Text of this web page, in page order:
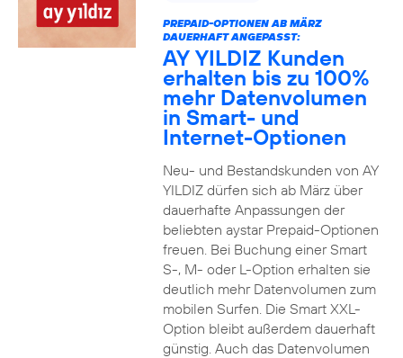
PREPAID-OPTIONEN AB MÄRZ
DAUERHAFT ANGEPASST:
AY YILDIZ Kunden
erhalten bis zu 100%
mehr Datenvolumen
in Smart- und
Internet-Optionen
Neu- und Bestandskunden von AY
YILDIZ dürfen sich ab März über
dauerhafte Anpassungen der
beliebten aystar Prepaid-Optionen
freuen. Bei Buchung einer Smart
S-, M- oder L-Option erhalten sie
deutlich mehr Datenvolumen zum
mobilen Surfen. Die Smart XXL-
Option bleibt außerdem dauerhaft
günstig. Auch das Datenvolumen